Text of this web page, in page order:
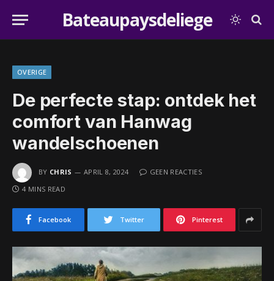
Bateaupaysdeliege
OVERIGE
De perfecte stap: ontdek het
comfort van Hanwag
wandelschoenen
BY CHRIS APRIL 8, 2024
GEEN REACTIES
4 MINS READ
Facebook Twitter Pinterest